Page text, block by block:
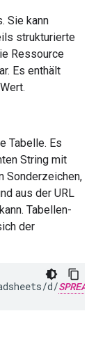
Sie kann
strukturierte
Ressource
Es enthält
Tabelle. Es
String mit
Sonderzeichen,
aus der URL
Tabellen-
der
d/